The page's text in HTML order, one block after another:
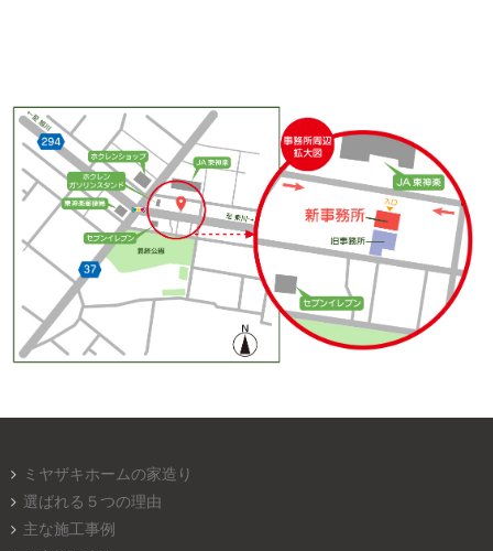
ミヤザキホームの家造り
選ばれる５つの理由
主な施工事例